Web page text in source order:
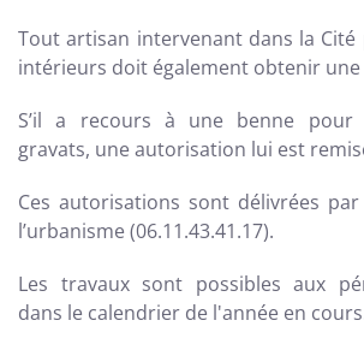
Tout artisan intervenant dans la
intérieurs doit également obtenir
S’il a recours à une benne pour
gravats, une autorisation lui est
Ces autorisations sont délivrées
l’urbanisme (06.11.43.41.17).
Les travaux sont possibles aux
dans le calendrier de l'année en cours